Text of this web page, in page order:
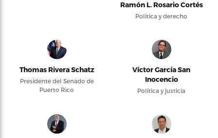
Ramón L. Rosario Cortés
Política y derecho
Thomas Rivera Schatz
Presidente del Senado de
Puerto Rico
Víctor García San
Inocencio
Política y justicia